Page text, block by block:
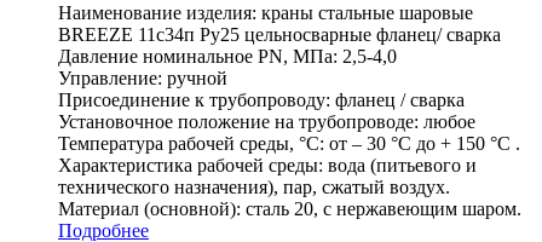
Наименование изделия: краны стальные шаровые
BREEZE 11с34п Ру25 цельносварные фланец/ сварка
Давление номинальное PN, МПа: 2,5-4,0
Управление: ручной
Присоединение к трубопроводу: фланец / сварка
Установочное положение на трубопроводе: любое
Температура рабочей среды, °С: от – 30 °С до + 150 °С .
Характеристика рабочей среды: вода (питьевого и
технического назначения), пар, сжатый воздух.
Материал (основной): сталь 20, с нержавеющим шаром.
Подробнее